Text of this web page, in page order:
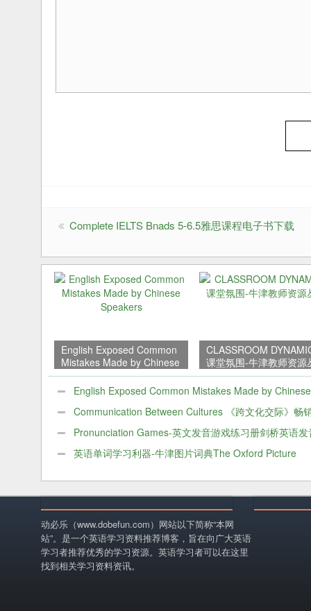
Complete IELTS Bnads 5-6.5雅思课程电子书下载
English Exposed Common
Mistakes Made by Chinese
Speakers
CLASSROOM
课堂氛围-牛津教师资源
书
English Exposed Common Mistakes Made by Chinese
Speakers
Communication Between Cultures 《跨文化交际》畅
介
Pronunciation Games-英文发音游戏练习册剑桥英语发
子书下载
英语单词学习利器-牛津图片词典The Oxford Picture
动必乐（www.dobefun.com）网站以下简称“本网
站”。是一个英语学习资料推荐博客，旨在向广大英语
学习者推荐优秀的学习资源。英语学习者可以在这里
找到相关学习资料资讯。